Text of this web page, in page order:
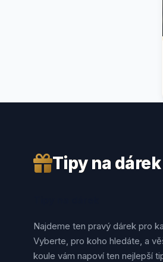
Tipy na dárek
Najdeme ten pravý dárek pro
Vyberte, pro koho hledáte, a
koule vám napoví ten nejlepší